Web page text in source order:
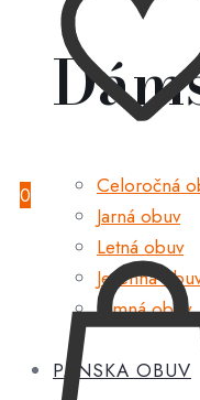
Celoročná
Jarná obuv
Letná obuv
Jesenná
Zimná obuv
PÁNSKA OBUV
0